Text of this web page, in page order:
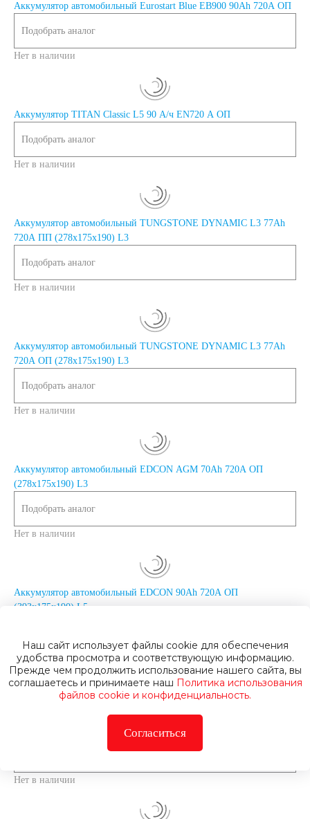
Аккумулятор автомобильный Eurostart Blue EB900 90Ah 720A ОП
Подобрать аналог
Нет в наличии
Аккумулятор TITAN Classic L5 90 А/ч EN720 А ОП
Подобрать аналог
Нет в наличии
Аккумулятор автомобильный TUNGSTONE DYNAMIC L3 77Ah
720A ПП (278х175х190) L3
Подобрать аналог
Нет в наличии
Аккумулятор автомобильный TUNGSTONE DYNAMIC L3 77Ah
720A ОП (278х175х190) L3
Подобрать аналог
Нет в наличии
Аккумулятор автомобильный EDCON AGM 70Ah 720A ОП
(278x175x190) L3
Подобрать аналог
Нет в наличии
Аккумулятор автомобильный EDCON 90Ah 720A ОП
(393x175x190) L5
Нет в наличии
Аккумулятор автомобильный WEZER 90 Ah 720 A ОП
Нет в наличии
Наш сайт использует файлы cookie для обеспечения
удобства просмотра и соответствующую информацию.
Прежде чем продолжить использование нашего сайта, вы
соглашаетесь и принимаете наш Политика использования
файлов cookie и конфиденциальность.
Согласиться